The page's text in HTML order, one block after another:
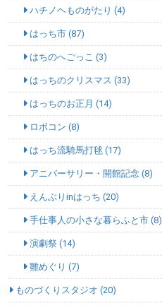
ハチノヘものがたり (4)
はっち市 (87)
はちのへごっこ (3)
はっちのクリスマス (33)
はっちのお正月 (14)
ロボコン (8)
はっち流騎馬打毬 (17)
アニバーサリー・開館記念 (8)
えんぶりinはっち (20)
手仕事人の小さな暮らふと市 (8)
演劇祭 (14)
雛めぐり (7)
ものづくりスタジオ (20)